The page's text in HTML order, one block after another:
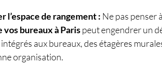
l’espace de rangement : Ne pas penser
bureaux à Paris peut engendrer un
aux bureaux, des étagères
organisation.